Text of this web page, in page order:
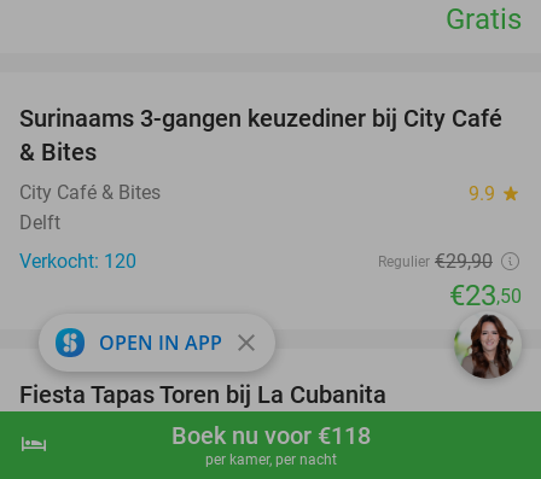
shopping_cart Boek nu
hotel Boek nu voor €118
per kamer, per nacht
Gratis
21%
Surinaams 3-gangen keuzediner bij City Café
& Bites
City Café & Bites 9.9 star
Delft
Verkocht: 120
Regulier €29,90
€23,50
10%
favorite_border
Fiesta Tapas Toren bij La Cubanita
La Cubanita Delft
OPEN IN APP close